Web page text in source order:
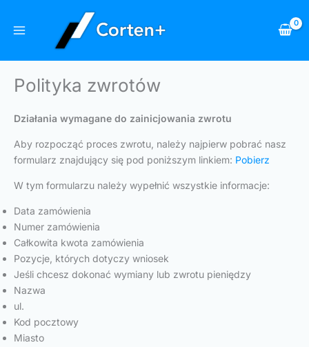
Polityka zwrotów
Działania wymagane do zainicjowania zwrotu
Aby rozpocząć proces zwrotu, należy najpierw pobrać nasz
formularz znajdujący się pod poniższym linkiem: Pobierz
W tym formularzu należy wypełnić wszystkie informacje:
Data zamówienia
Numer zamówienia
Całkowita kwota zamówienia
Pozycje, których dotyczy wniosek
Jeśli chcesz dokonać wymiany lub zwrotu pieniędzy
Nazwa
ul.
Kod pocztowy
Miasto